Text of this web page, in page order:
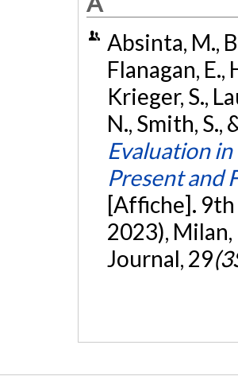
Absinta, M.,
Flanagan, E.,
Krieger, S.,
N., Smith,
Evaluation
Present and
[Affiche].
2023),
Journal, 29